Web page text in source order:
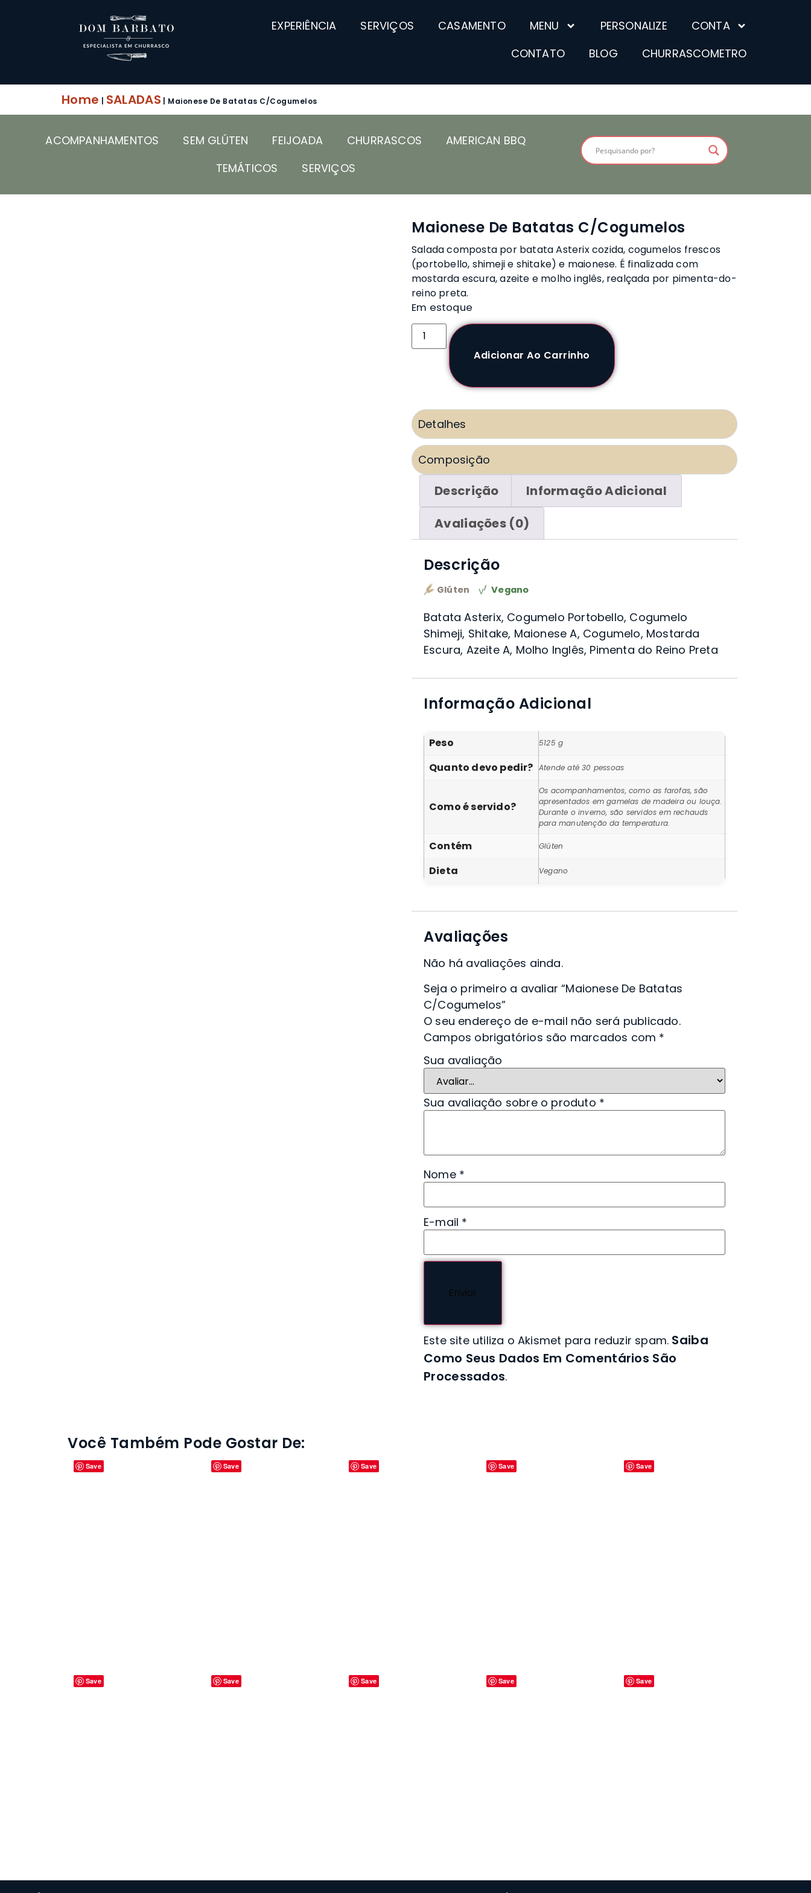
EXPERIÊNCIA SERVIÇOS CASAMENTO MENU PERSONALIZE
CONTA
CONTATO
BLOG CHURRASCOMETRO
Home SALADAS Maionese De Batatas C/Cogumelos
ACOMPANHAMENTOS SEM GLÚTEN FEIJOADA CHURRASCOS
AMERICAN BBQ
TEMÁTICOS
SERVIÇOS
Maionese De Batatas C/Cogumelos
Salada composta por batata Asterix cozida, cogumelos frescos
(portobello, shimeji e shitake) e maionese. É finalizada com
mostarda escura, azeite e molho inglês, realçada por pimenta-do-
reino preta.
Em estoque
Adicionar Ao Carrinho
Detalhes
Composição
Descrição
Informação Adicional
Avaliações (0)
Descrição
Glúten Vegano
Batata Asterix, Cogumelo Portobello, Cogumelo
Shimeji, Shitake, Maionese A, Cogumelo, Mostarda
Escura, Azeite A, Molho Inglês, Pimenta do Reino Preta
Informação Adicional
Peso 5125 g
Quanto devo pedir? Atende até 30 pessoas
Como é servido?
Os acompanhamentos, como as farofas, são
apresentados em gamelas de madeira ou louça.
Durante o inverno, são servidos em rechauds
para manutenção da temperatura.
Contém Glúten
Dieta Vegano
Avaliações
Não há avaliações ainda.
Seja o primeiro a avaliar “Maionese De Batatas
C/Cogumelos”
O seu endereço de e-mail não será publicado.
Campos obrigatórios são marcados com *
Sua avaliação
Sua avaliação sobre o produto *
Nome *
E-mail *
Este site utiliza o Akismet para reduzir spam. Saiba
Como Seus Dados Em Comentários São
Processados.
Você Também Pode Gostar De: